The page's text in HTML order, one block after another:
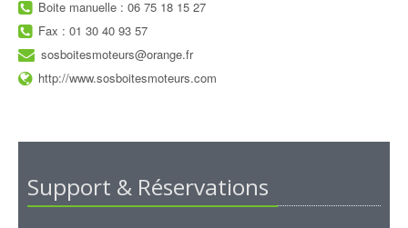
Boite manuelle : 06 75 18 15 27
Fax : 01 30 40 93 57
sosboitesmoteurs@orange.fr
http://www.sosboitesmoteurs.com
Support & Réservations